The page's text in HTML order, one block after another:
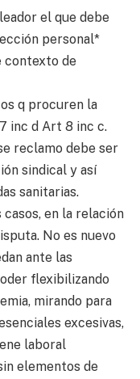
el que debe
personal*
contexto de
q procuren la
inc d Art 8 inc c.
reclamo debe ser
sindical y así
sanitarias.
en la relación
No es nuevo
ante las
flexibilizando
mirando para
excesivas,
laboral
elementos de